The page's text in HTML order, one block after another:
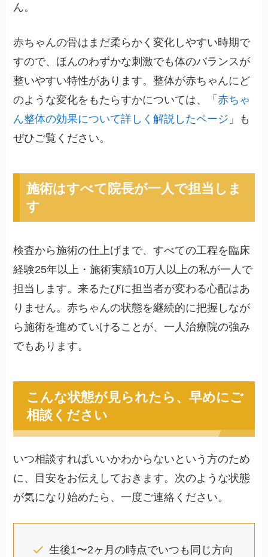
ん。
赤ちゃんの骨はまだ柔らかく変化しやすい時期で
すので、ほんのわずかな刺激でも体のバランスが
整いやすい特性があります。整体が赤ちゃんにど
のような変化をもたらすかについては、「赤ちゃ
ん整体の効果について詳しく解説したページ 」も
ぜひご覧ください。
施術はすべて院長が一人で担当しま
す
検査から施術の仕上げまで、すべての工程を臨床
経験25年以上・施術実績10万人以上の私が一人で
担当します。来るたびに担当者が変わる心配はあ
りません。赤ちゃんの状態を継続的に把握しなが
ら施術を進めていけることが、一人治療院の強み
でもあります。
こんな状態が見られたら、早めにご
相談ください
いつ相談すればいいかわからないという方のため
に、目安をお伝えしておきます。次のような状態
が気になり始めたら、一度ご連絡ください。
生後1〜2ヶ月の時点でいつも同じ方向